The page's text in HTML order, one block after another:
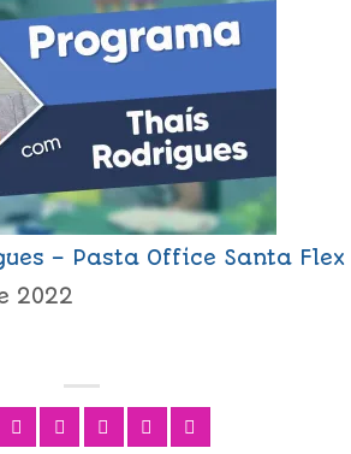
– Pasta Office Santa Flex
2022